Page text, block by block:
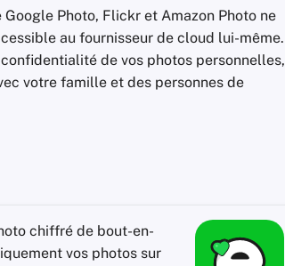
Google Photo, Flickr et Amazon Photo ne
au fournisseur de cloud lui-même.
de vos photos personnelles,
votre famille et des personnes de
chiffré de bout-en-
vos photos sur